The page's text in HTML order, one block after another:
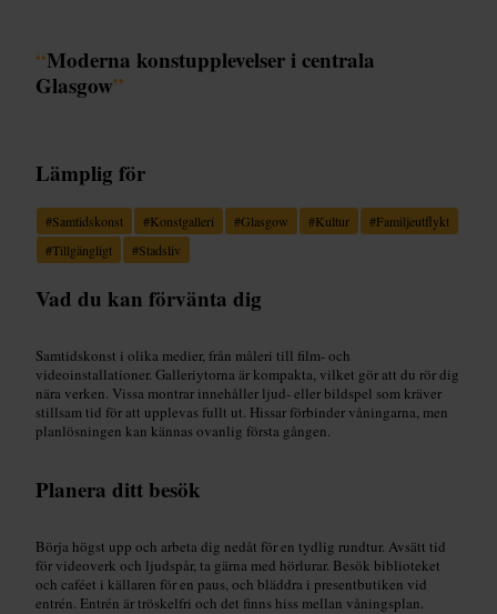
“Moderna konstupplevelser i centrala
Glasgow”
Lämplig för
#Samtidskonst #Konstgalleri #Glasgow #Kultur #Familjeutflykt
#Tillgängligt #Stadsliv
Vad du kan förvänta dig
Samtidskonst i olika medier, från måleri till film- och
videoinstallationer. Galleriytorna är kompakta, vilket gör att du rör dig
nära verken. Vissa montrar innehåller ljud- eller bildspel som kräver
stillsam tid för att upplevas fullt ut. Hissar förbinder våningarna, men
planlösningen kan kännas ovanlig första gången.
Planera ditt besök
Börja högst upp och arbeta dig nedåt för en tydlig rundtur. Avsätt tid
för videoverk och ljudspår, ta gärna med hörlurar. Besök biblioteket
och caféet i källaren för en paus, och bläddra i presentbutiken vid
entrén. Entrén är tröskelfri och det finns hiss mellan våningsplan.